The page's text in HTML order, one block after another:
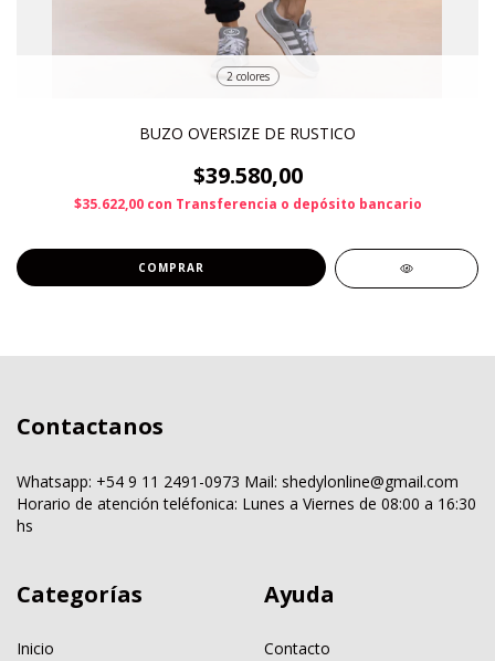
2 colores
BUZO OVERSIZE DE RUSTICO
$39.580,00
$35.622,00 con Transferencia o depósito bancario
COMPRAR
Contactanos
Whatsapp: +54 9 11 2491-0973 Mail: shedylonline@gmail.com
Horario de atención teléfonica: Lunes a Viernes de 08:00 a 16:30
hs
Categorías
Inicio
Ayuda
Contacto